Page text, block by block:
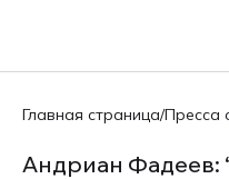
Главная страница/Пресса
Андриан Фадеев: